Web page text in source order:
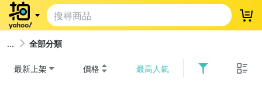
登
全部分類
最新上架 價格 最高人氣